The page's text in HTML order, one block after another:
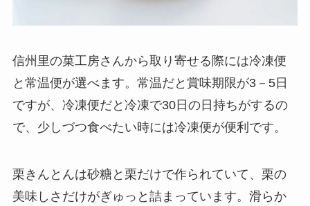
信州里の菓工房さんから取り寄せる際には冷凍便
と常温便が選べます。常温だと賞味期限が3－5日
ですが、冷凍便だと冷凍で30日の日持ちがするの
で、少しづつ食べたい時には冷凍便が便利です。
栗きんとんは砂糖と栗だけで作られていて、栗の
美味しさだけがぎゅっと詰まっています。滑らか